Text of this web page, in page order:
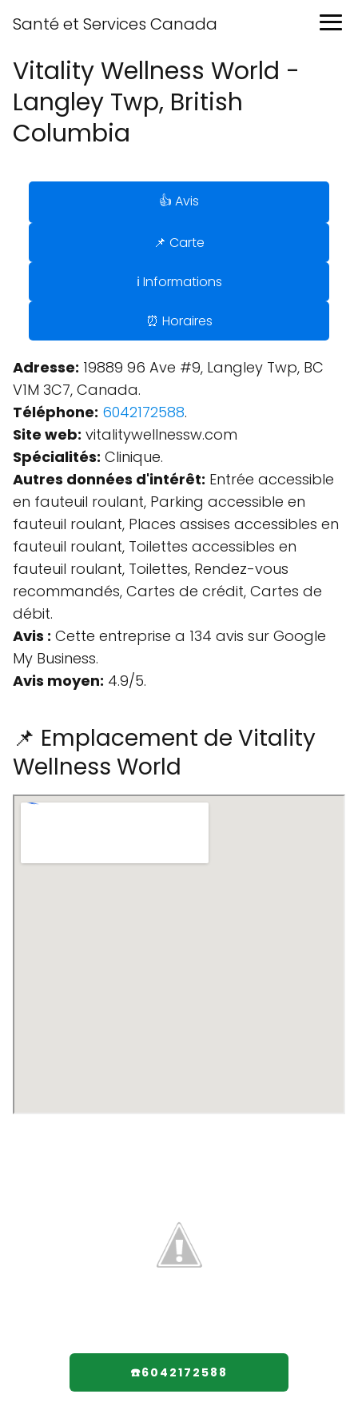
Santé et Services Canada
Vitality Wellness World -
Langley Twp, British
Columbia
👍 Avis
📌 Carte
ℹ️ Informations
⏰ Horaires
Adresse: 19889 96 Ave #9, Langley Twp, BC
V1M 3C7, Canada.
Téléphone: 6042172588.
Site web: vitalitywellnessw.com
Spécialités: Clinique.
Autres données d'intérêt: Entrée accessible
en fauteuil roulant, Parking accessible en
fauteuil roulant, Places assises accessibles en
fauteuil roulant, Toilettes accessibles en
fauteuil roulant, Toilettes, Rendez-vous
recommandés, Cartes de crédit, Cartes de
débit.
Avis : Cette entreprise a 134 avis sur Google
My Business.
Avis moyen: 4.9/5.
📌 Emplacement de Vitality
Wellness World
☎️6042172588